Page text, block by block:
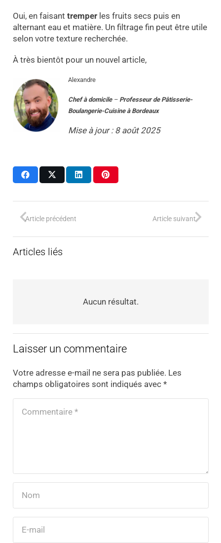
Oui, en faisant tremperles fruits secs puis en
alternant eau et matière. Un filtrage fin peut être utile
selon votre texture recherchée.
À très bientôt pour un nouvel article,
Alexandre
Chef à domicile– Professeur de Pâtisserie-
Boulangerie-Cuisine à Bordeaux
Mise à jour : 8 août 2025
Article précédent Article suivant
Articles liés
Aucun résultat.
Laisser un commentaire
Votre adresse e-mail ne sera pas publiée. Les
champs obligatoires sont indiqués avec *